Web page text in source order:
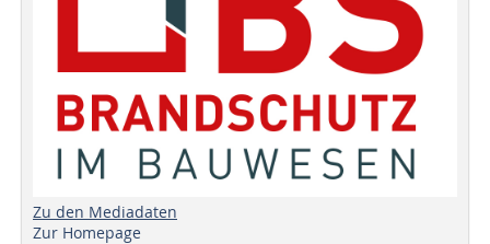
Zu den Mediadaten
Zur Homepage